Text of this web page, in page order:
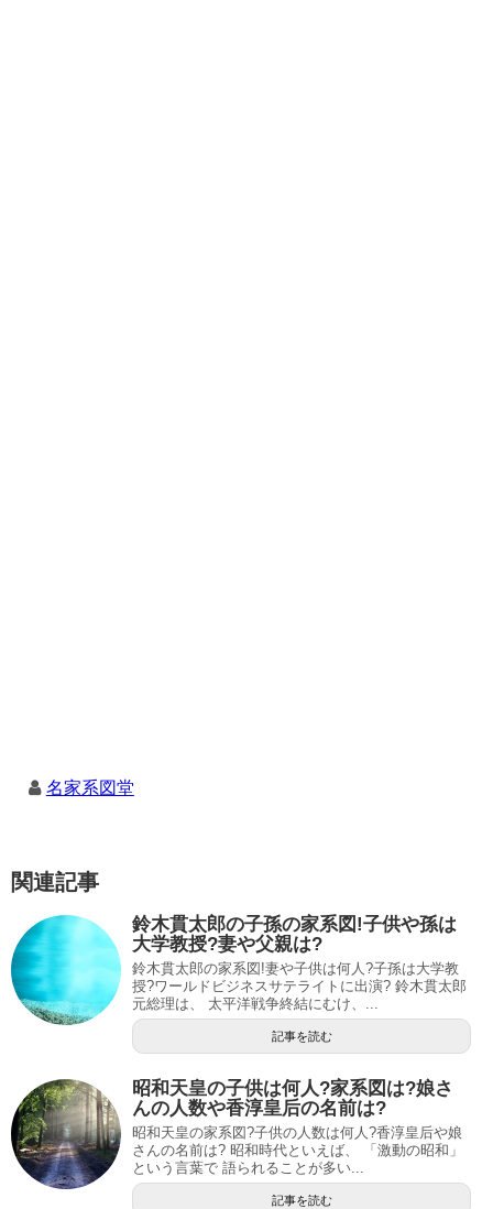
名家系図堂
関連記事
鈴木貫太郎の子孫の家系図!子供や孫は
大学教授?妻や父親は?
鈴木貫太郎の家系図!妻や子供は何人?子孫は大学教
授?ワールドビジネスサテライトに出演? 鈴木貫太郎
元総理は、 太平洋戦争終結にむけ、...
記事を読む
昭和天皇の子供は何人?家系図は?娘さ
んの人数や香淳皇后の名前は?
昭和天皇の家系図?子供の人数は何人?香淳皇后や娘
さんの名前は? 昭和時代といえば、 「激動の昭和」
という言葉で 語られることが多い...
記事を読む